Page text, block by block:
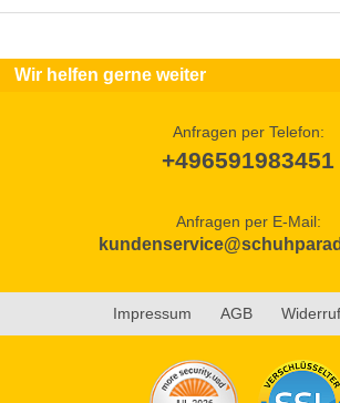
Wir helfen gerne weiter
Anfragen per Telefon:
+496591983451
Anfragen per E-Mail:
Impressum AGB